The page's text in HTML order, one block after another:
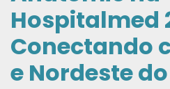
Hospitalmed
Conectando
e Nordeste